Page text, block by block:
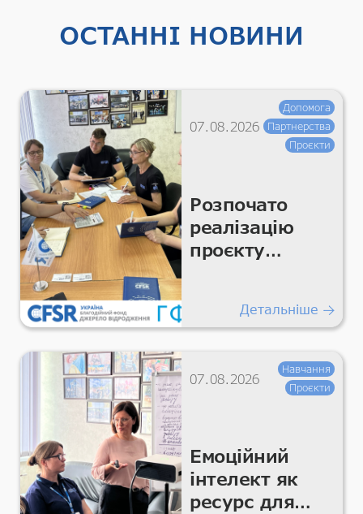
ОСТАННІ НОВИНИ
07.08.2026
Допомога
Партнерства
Проєкти
Розпочато
реалізацію
проєкту
покращень
важливих
умов та
Детальніше
07.08.2026
Навчання
Проєкти
Емоційний
інтелект як
ресурс для